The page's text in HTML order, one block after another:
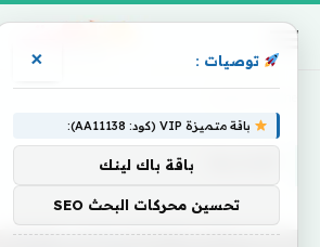
توصيات : ×
باقة متميزة VIP (كود: AA11138):
باقة باك لينك
تحسين محركات البحث SEO